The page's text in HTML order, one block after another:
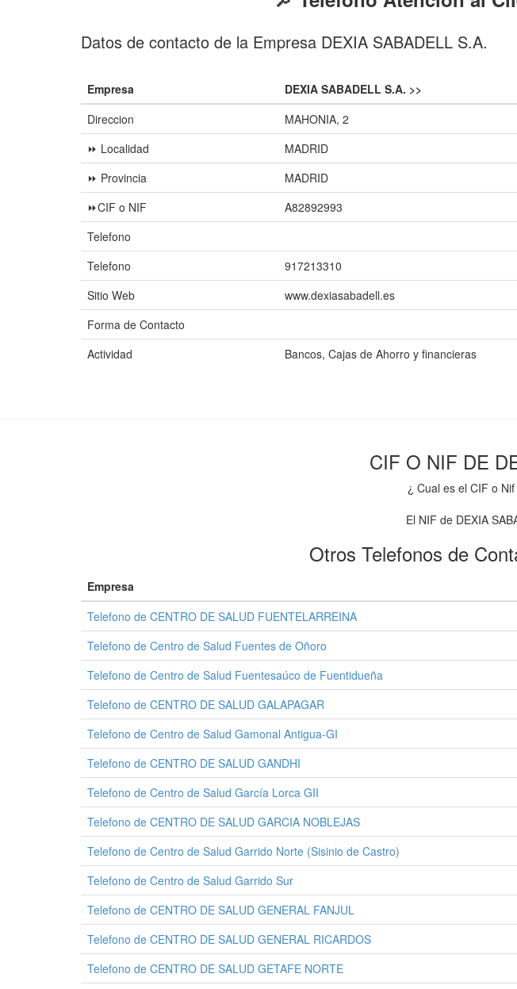
Datos de contacto de la Empresa DEXIA SABADELL S.A.
Empresa
DEXIA SABADELL S.A. >>
Direccion
MAHONIA, 2
⏩ Localidad
MADRID
⏩ Provincia
MADRID
⏩CIF o NIF
A82892993
Telefono
Telefono
917213310
Sitio Web
www.dexiasabadell.es
Forma de Contacto
Actividad
Bancos, Cajas de Ahorro y financieras
CIF O NIF DE
¿ Cual es el CIF o
El NIF de DEXIA
Otros Telefonos de
Empresa
Telefono de CENTRO DE SALUD FUENTELARREINA
Telefono de Centro de Salud Fuentes de Oñoro
Telefono de Centro de Salud Fuentesaúco de Fuentidueña
Telefono de CENTRO DE SALUD GALAPAGAR
Telefono de Centro de Salud Gamonal Antigua-GI
Telefono de CENTRO DE SALUD GANDHI
Telefono de Centro de Salud García Lorca GII
Telefono de CENTRO DE SALUD GARCIA NOBLEJAS
Telefono de Centro de Salud Garrido Norte (Sisinio de Castro)
Telefono de Centro de Salud Garrido Sur
Telefono de CENTRO DE SALUD GENERAL FANJUL
Telefono de CENTRO DE SALUD GENERAL RICARDOS
Telefono de CENTRO DE SALUD GETAFE NORTE